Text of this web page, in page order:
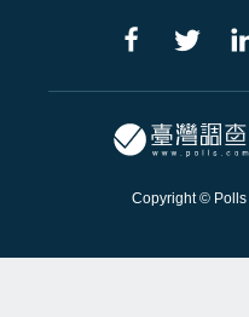
Copyright © Polls